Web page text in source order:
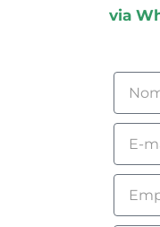
via
Nome
Email